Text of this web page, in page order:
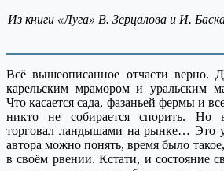
Из книги «Луга» В. Зерцалова и И.
Всё вышеописанное отчасти верно.
карельским мрамором и уральским
Что касается сада, фазаньей фермы и
никто не собирается спорить. Но
торговал ландышами на рынке… Это
автора можно понять, время было
в своём рвении. Кстати, и состояние